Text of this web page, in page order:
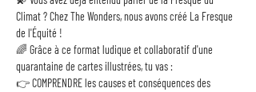
Climat ? Chez The Wonders, nous avons créé La Fresque
de l'Équité !
🌈 Grâce à ce format ludique et collaboratif d'une
quarantaine de cartes illustrées, tu vas :
👉 COMPRENDRE les causes et conséquences des